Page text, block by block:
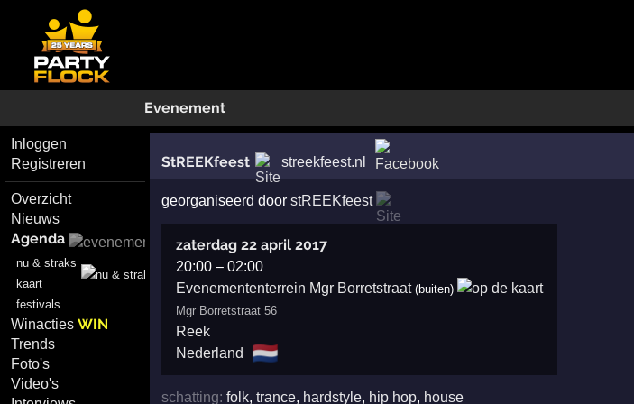
Evenement
Inloggen
Registreren
Overzicht
Nieuws
Agenda
nu & straks
kaart
festivals
WinactiesWIN
Trends
Foto's
Video's
StREEKfeest streekfeest.nl
georganiseerd door stREEKfeest
zaterdag 22 april 2017
20:00– 02:00
Evenemententerrein Mgr Borretstraat (buiten)
Mgr Borretstraat 56
Reek
Nederland
🇳🇱
schatting: folk, trance, hardstyle, hip hop, house